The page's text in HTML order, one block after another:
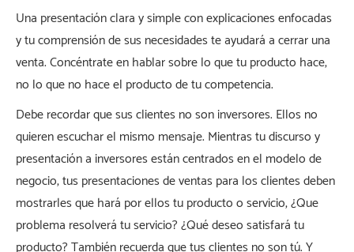
Una presentación clara y simple con explicaciones enfocadas
y tu comprensión de sus necesidades te ayudará a cerrar una
venta. Concéntrate en hablar sobre lo que tu producto hace,
no lo que no hace el producto de tu competencia.
Debe recordar que sus clientes no son inversores. Ellos no
quieren escuchar el mismo mensaje. Mientras tu discurso y
presentación a inversores están centrados en el modelo de
negocio, tus presentaciones de ventas para los clientes deben
mostrarles que hará por ellos tu producto o servicio, ¿Que
problema resolverá tu servicio? ¿Qué deseo satisfará tu
producto? También recuerda que tus clientes no son tú. Y